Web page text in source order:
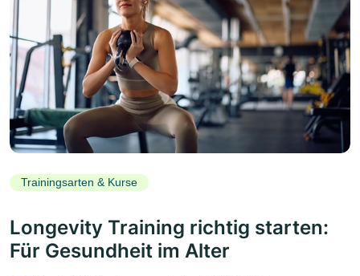
Trainingsarten & Kurse
Longevity Training richtig starten:
Für Gesundheit im Alter